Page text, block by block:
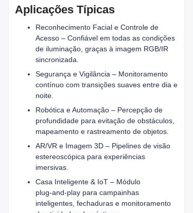
Aplicações Típicas
Reconhecimento Facial e Controle de
Acesso – Confiável em todas as condições
de iluminação, graças à imagem RGB/IR
sincronizada.
Segurança e Vigilância – Monitoramento
contínuo com transições suaves entre dia e
noite.
Robótica e Automação – Percepção de
profundidade para evitação de obstáculos,
mapeamento e rastreamento de objetos.
AR/VR e Imagem 3D – Pipelines de visão
estereoscópica para experiências
imersivas.
Casa Inteligente & IoT – Módulo
plug‑and‑play para campainhas
inteligentes, fechaduras e monitoramento